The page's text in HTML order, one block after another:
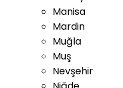
Manisa
Mardin
Muğla
Muş
Nevşehir